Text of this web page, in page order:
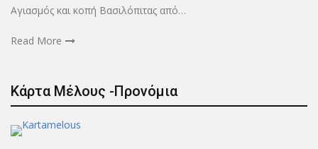
Αγιασμός και κοπή Βασιλόπιτας από…
Read More
Κάρτα Μέλους -Προνόμια